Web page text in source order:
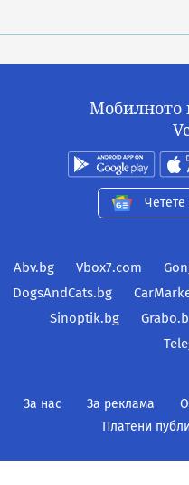
Мобилното
Abv.bg Vbox7.com
DogsAndCats.bg
Sinoptik.bg
За нас За реклама
Платени